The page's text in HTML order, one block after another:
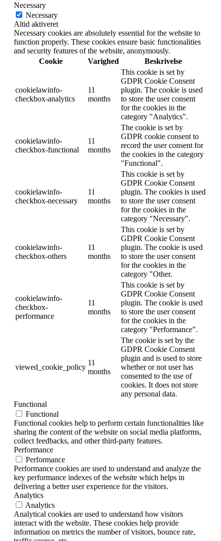
Necessary
Necessary
Altid aktiveret
Necessary cookies are absolutely essential for the website to
function properly. These cookies ensure basic functionalities
and security features of the website, anonymously.
Cookie
Varighed Beskrivelse
cookielawinfo-
checkbox-analytics
11
months
This cookie is set by
GDPR Cookie Consent
plugin. The cookie is used
to store the user consent
for the cookies in the
category "Analytics".
cookielawinfo-
checkbox-functional
11
months
The cookie is set by
GDPR cookie consent to
record the user consent for
the cookies in the category
"Functional".
cookielawinfo-
checkbox-necessary
11
months
This cookie is set by
GDPR Cookie Consent
plugin. The cookies is used
to store the user consent
for the cookies in the
category "Necessary".
cookielawinfo-
checkbox-others
11
months
This cookie is set by
GDPR Cookie Consent
plugin. The cookie is used
to store the user consent
for the cookies in the
category "Other.
cookielawinfo-
checkbox-
performance
11
months
This cookie is set by
GDPR Cookie Consent
plugin. The cookie is used
to store the user consent
for the cookies in the
category "Performance".
viewed_cookie_policy
11
months
The cookie is set by the
GDPR Cookie Consent
plugin and is used to store
whether or not user has
consented to the use of
cookies. It does not store
any personal data.
Functional
Functional
Functional cookies help to perform certain functionalities like
sharing the content of the website on social media platforms,
collect feedbacks, and other third-party features.
Performance
Performance
Performance cookies are used to understand and analyze the
key performance indexes of the website which helps in
delivering a better user experience for the visitors.
Analytics
Analytics
Analytical cookies are used to understand how visitors
interact with the website. These cookies help provide
information on metrics the number of visitors, bounce rate,